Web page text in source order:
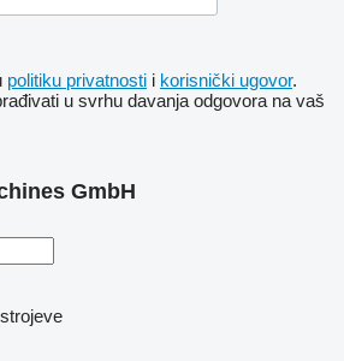
politiku privatnosti i korisnički ugovor.
​​u svrhu davanja odgovora na vaš
GmbH